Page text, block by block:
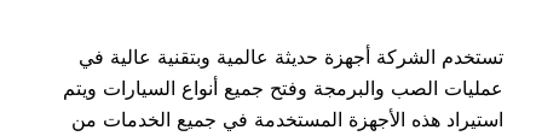
تستخدم الشركة أجهزة حديثة عالمية وبتقنية عالية في
عمليات الصب والبرمجة وفتح جميع أنواع السيارات ويتم
استيراد هذه الأجهزة المستخدمة في جميع الخدمات من